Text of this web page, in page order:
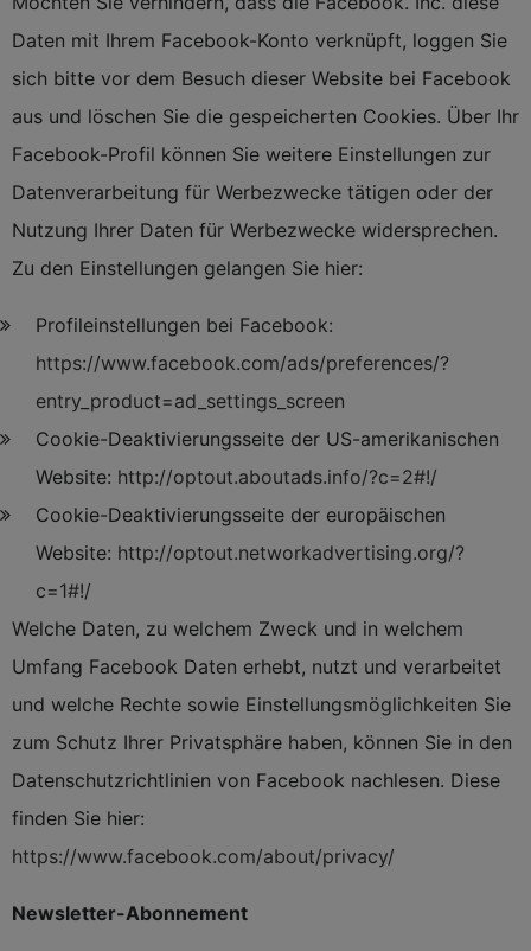
Daten mit Ihrem Facebook-Konto verknüpft, loggen Sie
sich bitte vor dem Besuch dieser Website bei Facebook
aus und löschen Sie die gespeicherten Cookies. Über Ihr
Facebook-Profil können Sie weitere Einstellungen zur
Datenverarbeitung für Werbezwecke tätigen oder der
Nutzung Ihrer Daten für Werbezwecke widersprechen.
Zu den Einstellungen gelangen Sie hier:
Profileinstellungen bei Facebook:
https://www.facebook.com/ads/preferences/?
entry_product=ad_settings_screen
Cookie-Deaktivierungsseite der US-amerikanischen
Website: http://optout.aboutads.info/?c=2#!/
Cookie-Deaktivierungsseite der europäischen
Website: http://optout.networkadvertising.org/?
c=1#!/
Welche Daten, zu welchem Zweck und in welchem
Umfang Facebook Daten erhebt, nutzt und verarbeitet
und welche Rechte sowie Einstellungsmöglichkeiten Sie
zum Schutz Ihrer Privatsphäre haben, können Sie in den
Datenschutzrichtlinien von Facebook nachlesen. Diese
finden Sie hier:
https://www.facebook.com/about/privacy/
Newsletter-Abonnement